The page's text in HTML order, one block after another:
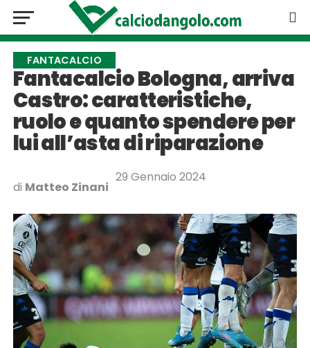
FANTACALCIO
Fantacalcio Bologna, arriva
Castro: caratteristiche,
ruolo e quanto spendere per
lui all’asta di riparazione
di Matteo Zinani
29 Gennaio 2024